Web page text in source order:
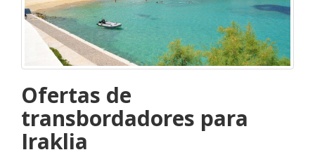
Ofertas de
transbordadores para
Iraklia